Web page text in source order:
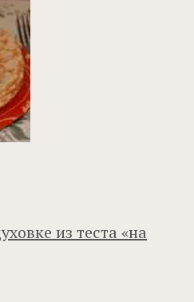
из теста «на